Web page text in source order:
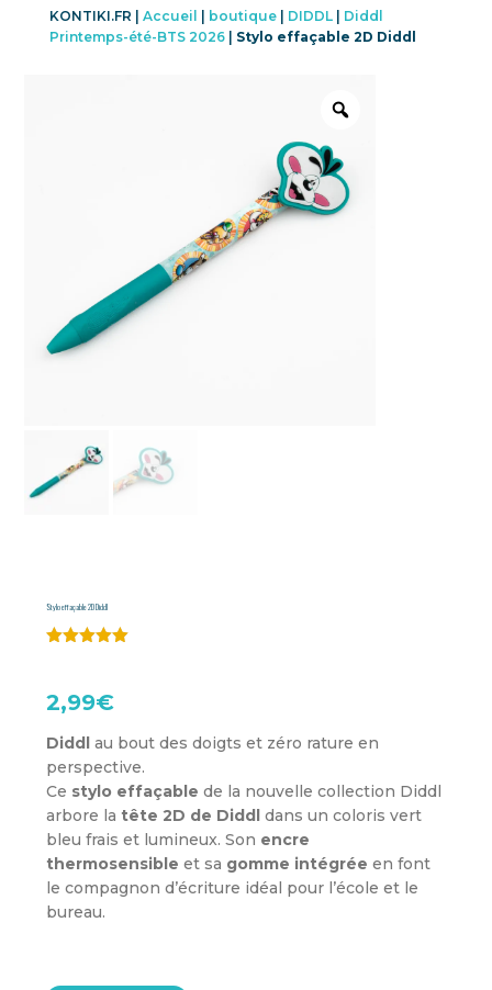
KONTIKI.FR | Accueil boutique| DIDDL| Diddl
Printemps-été-BTS 2026| Stylo effaçable 2D Diddl
Stylo effaçable 2D Diddl
notations
client
2,99€
Diddl au bout des doigts et zéro rature en
perspective.
Ce stylo effaçable de la nouvelle collection Diddl
arbore la tête 2D de Diddl dans un coloris vert
bleu frais et lumineux. Son encre
thermosensible et sa gomme intégrée en font
le compagnon d’écriture idéal pour l’école et le
bureau.